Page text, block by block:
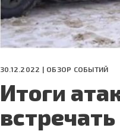
30.12.2022 | ОБЗОР СОБЫТИЙ
Итоги